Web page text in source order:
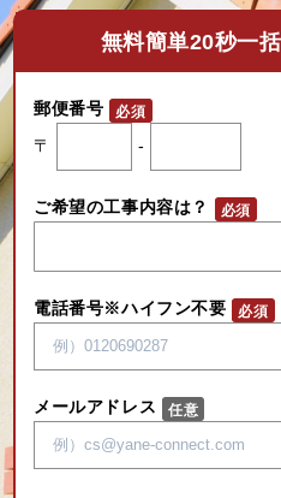
無料簡単20秒一
郵便番号
〒
-
ご希望の工事内容は？
電話番号※ハイフン不要
メールアドレス